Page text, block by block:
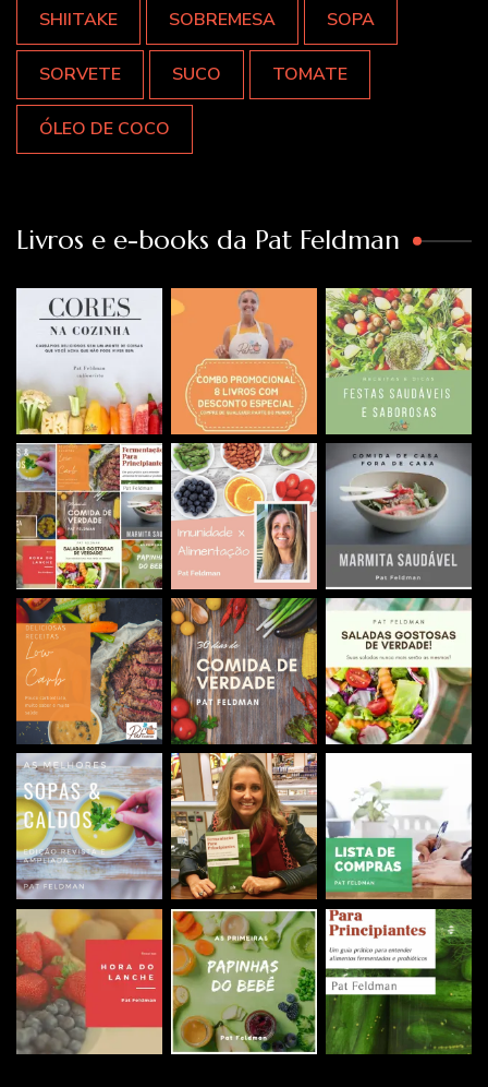
SHIITAKE SOBREMESA SOPA
SORVETE SUCO TOMATE
ÓLEO DE COCO
Livros e e-books da Pat Feldman